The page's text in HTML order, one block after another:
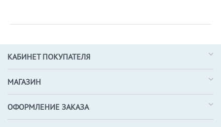
КАБИНЕТ ПОКУПАТЕЛЯ
МАГАЗИН
ОФОРМЛЕНИЕ ЗАКАЗА